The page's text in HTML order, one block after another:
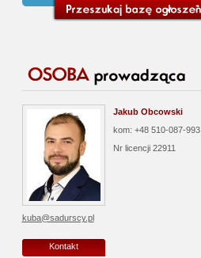
Jakub Obcowski
kom: +48 510-087-993
Nr licencji 22911
kuba@sadurscy.pl
Kontakt